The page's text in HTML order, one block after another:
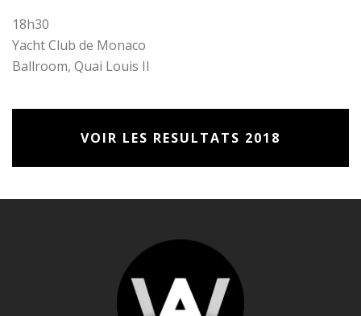
18h30
Yacht Club de Monaco
Ballroom, Quai Louis II
VOIR LES RESULTATS 2018